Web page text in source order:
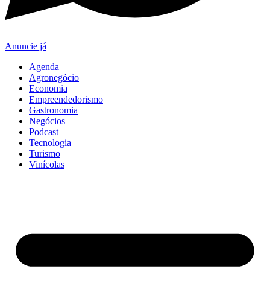
Anuncie já
Agenda
Agronegócio
Economia
Empreendedorismo
Gastronomia
Negócios
Podcast
Tecnologia
Turismo
Vinícolas